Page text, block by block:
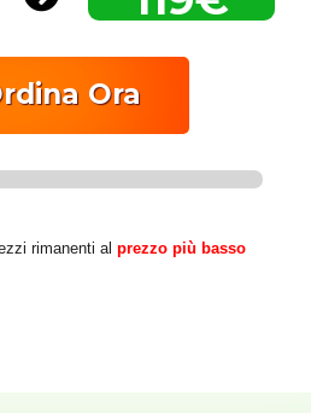
Ora
rimanenti al prezzo più basso